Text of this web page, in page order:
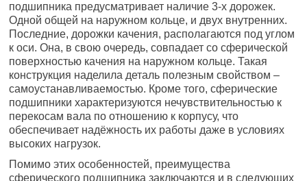
подшипника предусматривает наличие 3-х дорожек.
Одной общей на наружном кольце, и двух внутренних.
Последние, дорожки качения, располагаются под углом
к оси. Она, в свою очередь, совпадает со сферической
поверхностью качения на наружном кольце. Такая
конструкция наделила деталь полезным свойством –
самоустанавливаемостью. Кроме того, сферические
подшипники характеризуются нечувствительностью к
перекосам вала по отношению к корпусу, что
обеспечивает надёжность их работы даже в условиях
высоких нагрузок.
Помимо этих особенностей, преимущества
сферического подшипника заключаются и в следующих